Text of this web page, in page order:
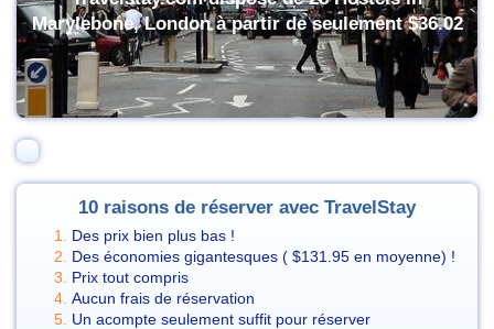
Marylebone, London à partir de seulement$36.02
10 raisons de réserver avec TravelStay
Des prix bien plus bas !
Des économies gigantesques ( $131.95 en moyenne) !
Prix tout compris
Aucun frais de réservation
Un acompte seulement suffit pour réserver